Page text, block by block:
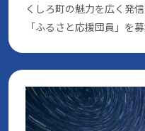
くしろ町の魅⼒を広く発
「ふるさと応援団員」を